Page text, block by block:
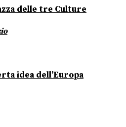
delle tre Culture
idea dell’Europa